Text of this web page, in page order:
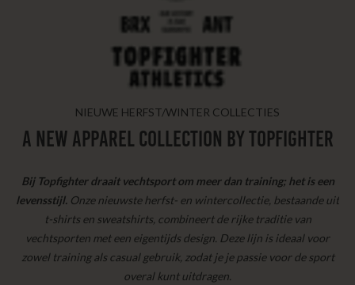
NIEUWE HERFST/WINTER COLLECTIES
A NEW APPAREL COLLECTION BY TOPFIGHTER
Bij Topfighter draait vechtsport om meer dan training; het is een
levensstijl. Onze nieuwste herfst- en wintercollectie, bestaande uit
t-shirts en sweatshirts, combineert de rijke traditie van
vechtsporten met een eigentijds design. Deze lijn is ideaal voor
zowel training als casual gebruik, zodat je je passie voor de sport
overal kunt uitdragen.